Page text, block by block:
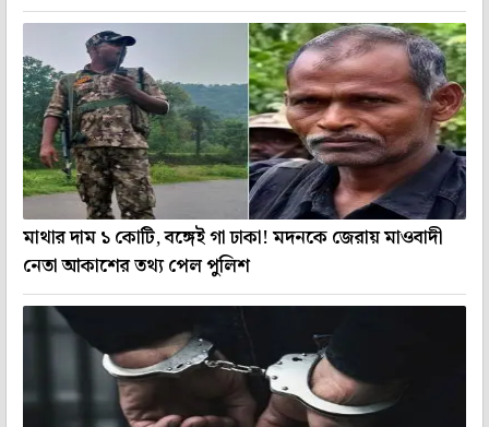
মাথার দাম ১ কোটি, বঙ্গেই গা ঢাকা! মদনকে জেরায় মাওবাদী
নেতা আকাশের তথ্য পেল পুলিশ